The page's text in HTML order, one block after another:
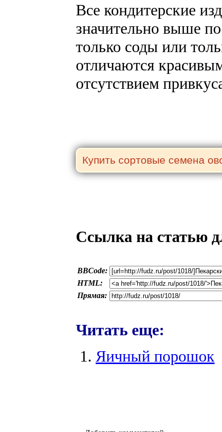
Все кондитерские
значительно выше
только соды или
отличаются
отсутствием
Ссылка на статью
BBCode:
HTML:
Прямая:
Читать еще:
Яичный порошок